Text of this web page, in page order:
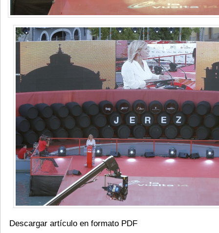
Descargar artículo en formato PDF